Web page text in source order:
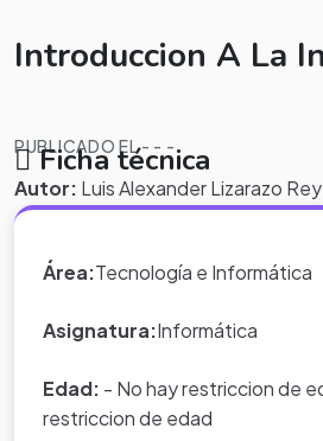
Introduccion A La
PUBLICADO EL - - -
Autor: Luis Alexander Lizarazo
La informática se refiere al
información mediante dispositivos
Ficha técnica
Área:Tecnología e Informática
Asignatura:Informática
Edad: - No hay restriccion de
restriccion de edad